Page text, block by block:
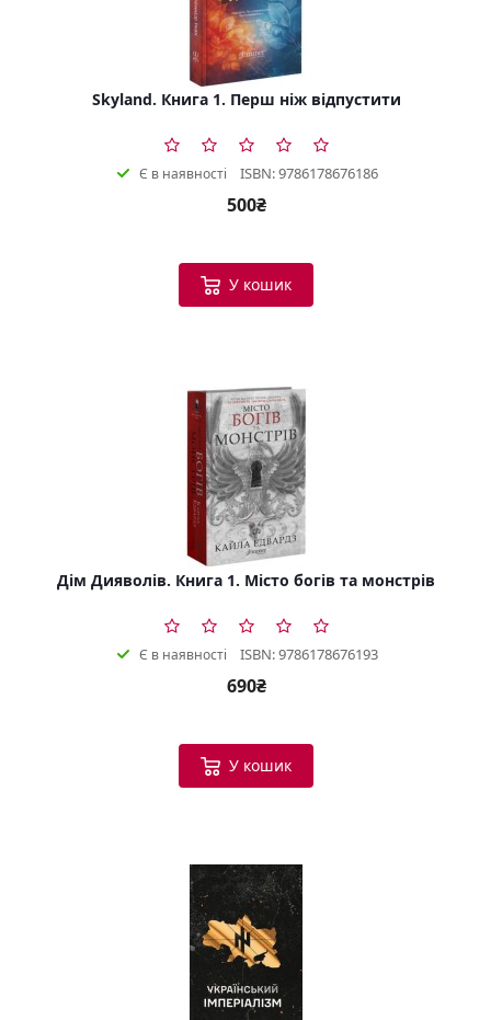
Skyland. Книга 1. Перш ніж відпустити
Є в наявності ISBN: 9786178676186
500₴
У кошик
Дім Дияволів. Книга 1. Місто богів та монстрів
Є в наявності ISBN: 9786178676193
690₴
У кошик